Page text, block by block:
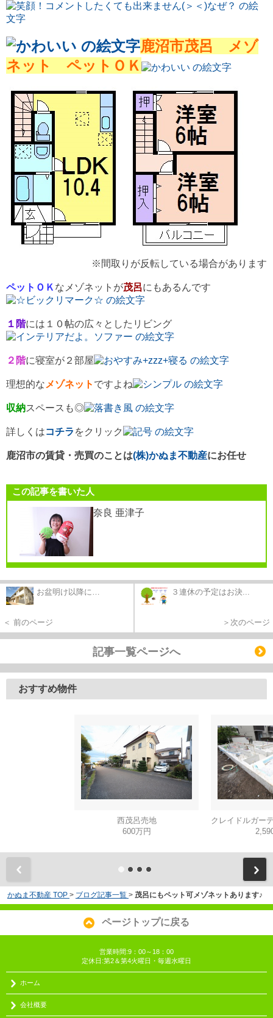
鹿沼市茂呂 メゾ
ネット ペットＯＫ
※間取りが反転している場合があります
ペットＯＫ なメゾネットが茂呂にもあるんです
１階には１０帖の広々としたリビング
２階に寝室が２部屋
理想的な メゾネット ですよね
収納スペースも◎
詳しくはコチラ をクリック
鹿沼市の賃貸・売買のことは(株)かぬま不動産にお任せ
この記事を書いた人
奈良 亜津子
お盆明け以降に…
＜ 前のページ
３連休の予定はお決...
＞次のページ
記事一覧ページへ
おすすめ物件
西茂呂売地
600万円
かぬま不動産 TOP > ブログ記事一覧 > 茂呂にもペット可メゾネットあります♪
ページトップに戻る
営業時間:9：00～18：00
定休日:第2＆第4火曜日・毎週水曜日
ホーム
会社概要